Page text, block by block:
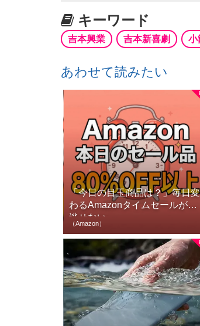
キーワード
吉本興業 吉本新喜劇 小
あわせて読みたい
「今日の目玉商品は？」毎日変
わるAmazonタイムセールが見
逃せない
（Amazon）